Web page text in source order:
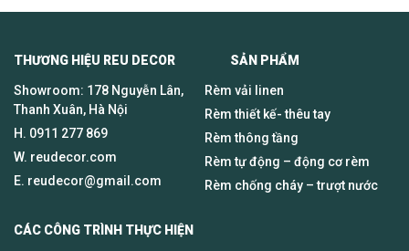
THƯƠNG HIỆU REU DECOR SẢN PHẨM
Showroom: 178 Nguyễn Lân,
Thanh Xuân, Hà Nội
H. 0911 277 869
W. reudecor.com
E. reudecor@gmail.com
Rèm vải linen
Rèm thiết kế- thêu tay
Rèm thông tầng
Rèm tự động – động cơ rèm
Rèm chống cháy – trượt nước
CÁC CÔNG TRÌNH THỰC HIỆN